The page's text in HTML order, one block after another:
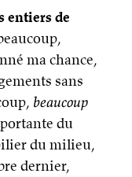
entiers de
ma chance,
sans
beaucoup
du
du milieu,
dernier,